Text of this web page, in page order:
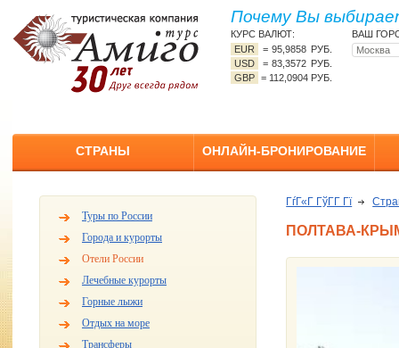
Почему Вы
КУРС ВАЛЮТ:
EUR
=95,9858 РУБ.
USD
=83,3572 РУБ.
GBP = 112,0904 РУБ.
ВАШ
СТРАНЫ ОНЛАЙН-БРОНИРОВАНИЕ
Туры по России
Города и курорты
Отели России
Лечебные курорты
Горные лыжи
Отдых на море
Трансферы
ГѓГ«Г ГўГ­Г Гї
ПОЛТАВА-